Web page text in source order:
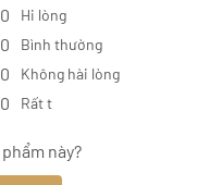
0 Hi lòng
0 Bình thường
0 Không hài lòng
0 Rất t
này?